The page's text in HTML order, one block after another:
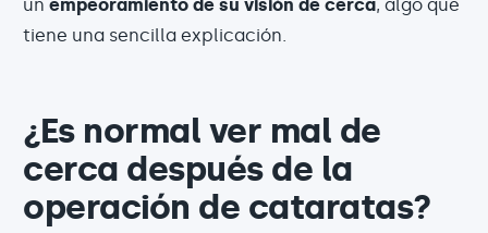
un empeoramiento de su visión de cerca, algo que
tiene una sencilla explicación.
¿Es normal ver mal de
cerca después de la
operación de cataratas?